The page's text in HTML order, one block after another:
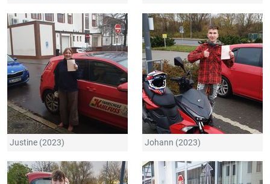
Justine (2023) Johann (2023)